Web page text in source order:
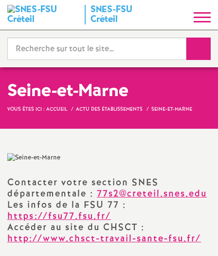
SNES-FSU
Créteil
y
n
i
t
a
Seine-et-Marne
VOUS ÊTES ICI : ACCUEIL ACTU DES ÉTABLISSEMENTS SEINE-ET-MARNE
Contacter votre section SNES
départementale : 77s2@creteil.snes.edu
Les infos de la FSU 77 :
https://fsu77.fsu.fr/
Accéder au site du CHSCT :
http://www.chsct-travail-sante-fsu.fr/